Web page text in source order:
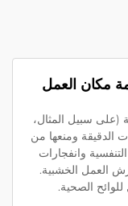
العمل
المثال،
ومنعها من
وانفجارات
الخشبية.